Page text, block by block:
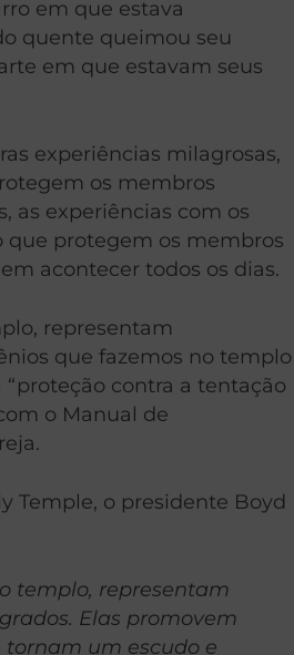
em que estava
quente queimou seu
em que estavam seus
experiências milagrosas,
os membros
as experiências com os
protegem os membros
acontecer todos os dias.
representam
que fazemos no templo
contra a tentação
o Manual de
Temple, o presidente Boyd
templo, representam
Elas promovem
tornam um escudo e